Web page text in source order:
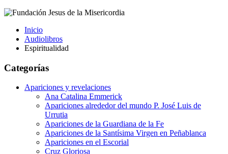
Inicio
Audiolibros
Espiritualidad
Categorías
Apariciones y revelaciones
Ana Catalina Emmerick
Apariciones alrededor del mundo P. José Luis de
Urrutia
Apariciones de la Guardiana de la Fe
Apariciones de la Santísima Virgen en Peñablanca
Apariciones en el Escorial
Cruz Gloriosa